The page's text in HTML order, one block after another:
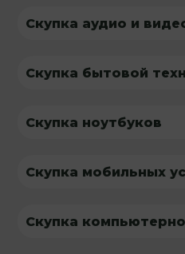
Скупка аудио и
Скупка бытовой
Скупка ноутбуков
Скупка мобильных
Скупка